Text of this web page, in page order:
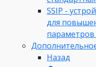
SSIP -
для
параметров
Назад